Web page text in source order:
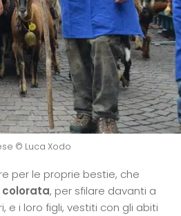
© Luca Xodo
per le proprie bestie, che
, per sfilare davanti a
e i loro figli, vestiti con gli abiti